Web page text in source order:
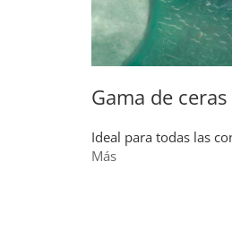
Gama de ceras
Ideal para todas las
Más